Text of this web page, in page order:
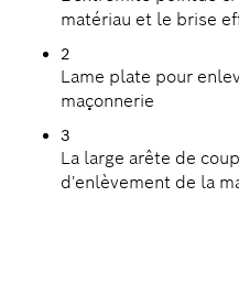
matériau et le brise
2
Lame plate pour
maçonnerie
3
La large arête de
d'enlèvement de la